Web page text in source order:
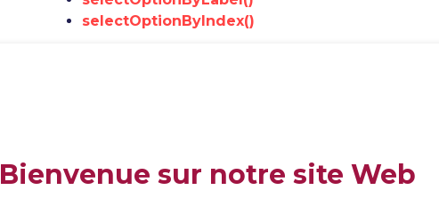
selectOptionByIndex()
Bežne používané kľúčové slová súvisiace s validáciou
Bienvenue sur notre site Web